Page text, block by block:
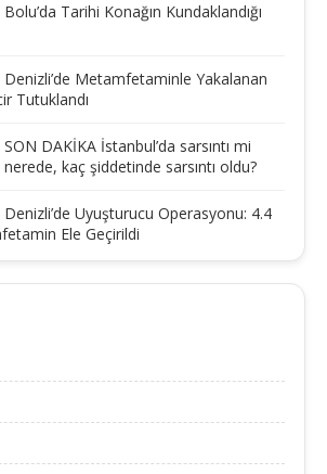
Bolu’da Tarihi Konağın Kundaklandığı
Denizli’de Metamfetaminle Yakalanan
Tutuklandı
SON DAKİKA İstanbul’da sarsıntı mi
kaç şiddetinde sarsıntı oldu?
Denizli’de Uyuşturucu Operasyonu: 4.4
Ele Geçirildi